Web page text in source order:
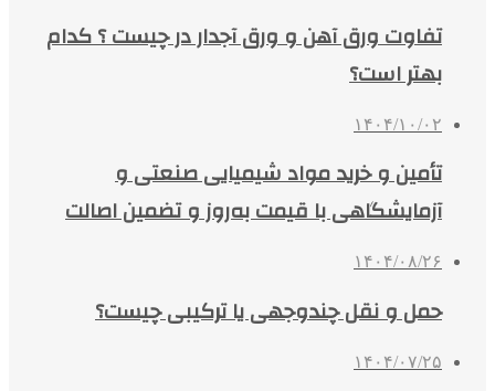
تفاوت ورق آهن و ورق آجدار در چیست ؟ کدام
بهتر است؟
۱۴۰۴/۱۰/۰۲
تأمین و خرید مواد شیمیایی صنعتی و
آزمایشگاهی با قیمت به‌روز و تضمین اصالت
۱۴۰۴/۰۸/۲۶
حمل و نقل چندوجهی یا ترکیبی چیست؟
۱۴۰۴/۰۷/۲۵